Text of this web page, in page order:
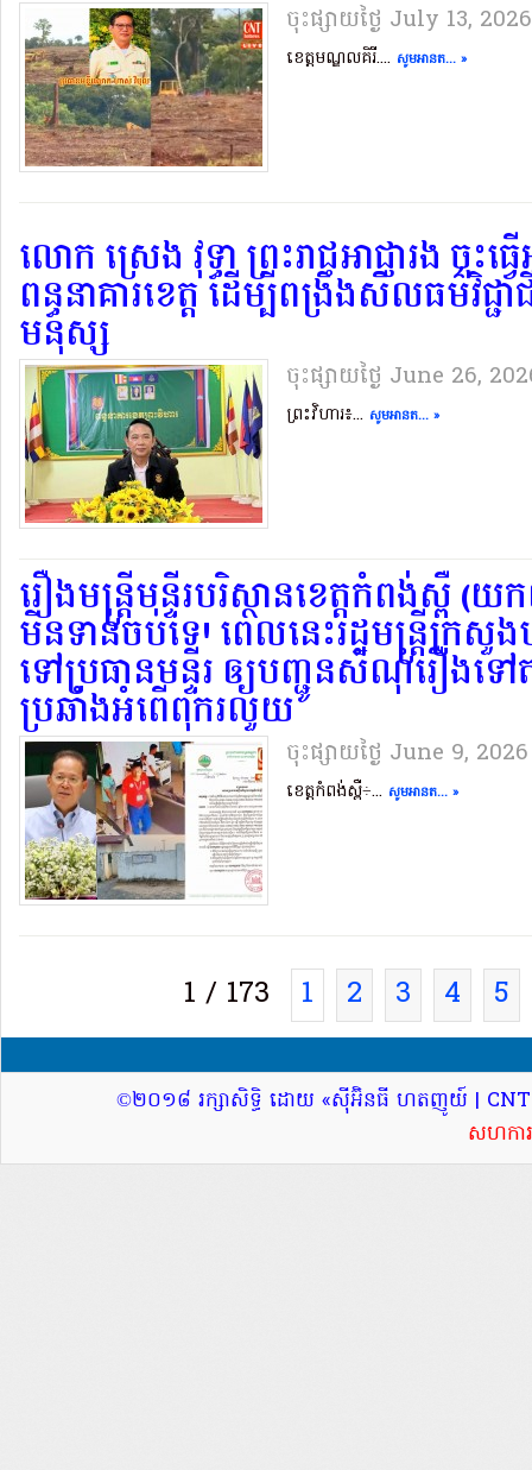
ចុះផ្សាយថ្ងៃ​ July 13, 2026
ខេត្តមណ្ឌលគិរី.... សូមអានត... »
លោក ស្រេង វុទ្ធា ព្រះរាជអាជ្ញារង ចុះធ្
ពន្ធនាគារខេត្ត ដើម្បីពង្រឹងសីលធម៌វិជ្ជ
មនុស្ស
ចុះផ្សាយថ្ងៃ​ June 26,
ព្រះវិហារ៖... សូមអានត... »
រឿងមន្ត្រីមន្ទីរបរិស្ថានខេត្តកំពង់ស្ពឺ
មិនទាន់ចប់ទេ! ពេលនេះរដ្ឋមន្ត្រីក្រសួ
ទៅប្រធានមន្ទីរ ឲ្យបញ្ជូនសំណុំរឿងទៅ
ប្រឆាំងអំពើពុករលួយ..
ចុះផ្សាយថ្ងៃ​ June 9, 2026
ខេត្តកំពង់ស្ពឺ÷... សូមអានត... »
1 / 173 1 2 3 4 5
©២០១៨ រក្សាសិទ្ធិ ដោយ «ស៊ីអ៊ិនធី ហតញូយ៍ | CNT
សហកា